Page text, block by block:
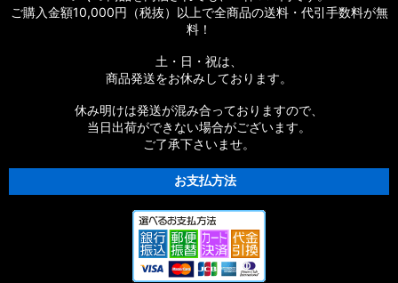
ツ
【シマノ】20ストラディックSW［STRADIC SW］対応 カスタ
【シマノ】18ストラディックSW［STRADIC SW］対応 カスタ
【シマノ】15-16ストラディック［STRADIC］対応 カスタムパ
【シマノ】17サステイン［SUSTAIN］対応 カスタムパーツ
ご購入金額10,000円（税抜）以上で全商品の送料・代引手数料が無
料！
土・日・祝は、
商品発送をお休みしております。
休み明けは発送が混み合っておりますので、
当日出荷ができない場合がございます。
ご了承下さいませ。
お支払方法